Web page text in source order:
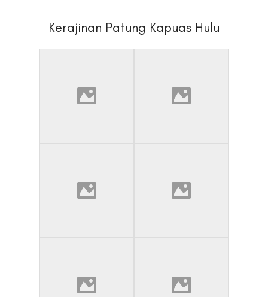
Kerajinan Patung Kapuas Hulu